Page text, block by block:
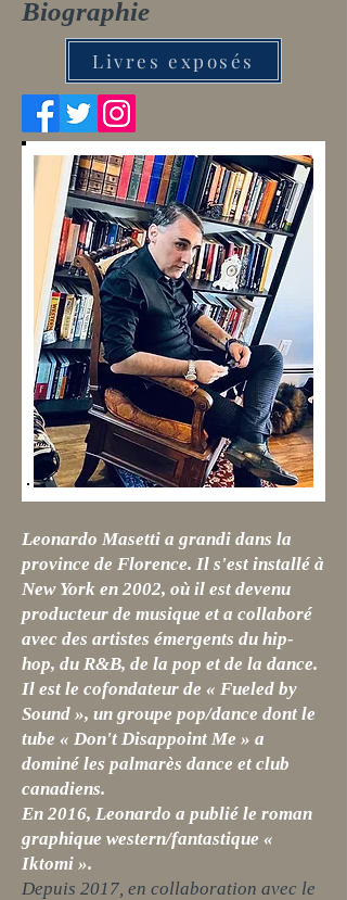
Biographie
Livres exposés
Leonardo Masetti a grandi dans la
province de Florence. Il s'est installé à
New York en 2002, où il est devenu
producteur de musique et a collaboré
avec des artistes émergents du hip-
hop, du R&B, de la pop et de la dance.
Il est le cofondateur de « Fueled by
Sound », un groupe pop/dance dont le
tube « Don't Disappoint Me » a
dominé les palmarès dance et club
canadiens.
En 2016, Leonardo a publié le roman
graphique western/fantastique «
Iktomi ».
Depuis 2017, en collaboration avec le